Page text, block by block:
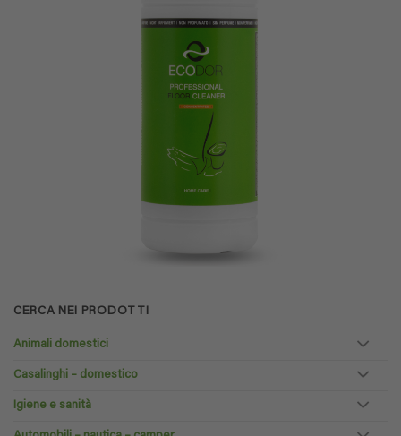
CERCA NEI PRODOTTI
Animali domestici
Casalinghi – domestico
Igiene e sanità